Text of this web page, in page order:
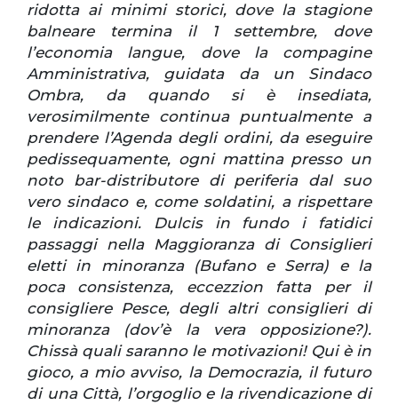
ridotta ai minimi storici, dove la stagione
balneare termina il 1 settembre, dove
l’economia langue, dove la compagine
Amministrativa, guidata da un Sindaco
Ombra, da quando si è insediata,
verosimilmente continua puntualmente a
prendere l’Agenda degli ordini, da eseguire
pedissequamente, ogni mattina presso un
noto bar-distributore di periferia dal suo
vero sindaco e, come soldatini, a rispettare
le indicazioni.
Dulcis in fundo i fatidici
passaggi nella Maggioranza di Consiglieri
eletti in minoranza (Bufano e Serra) e la
poca consistenza, eccezzion fatta per il
consigliere Pesce, degli altri consiglieri di
minoranza (dov’è la vera opposizione?).
Chissà quali saranno le motivazioni! Qui è in
gioco, a mio avviso, la Democrazia, il futuro
di una Città, l’orgoglio e la rivendicazione di